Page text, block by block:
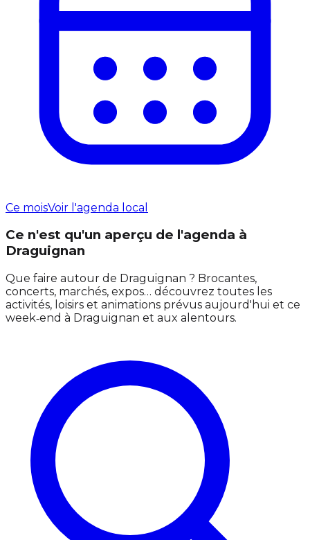
Ce moisVoir l'agenda local
Ce n'est qu'un aperçu de l'agenda à
Draguignan
Que faire autour de Draguignan ? Brocantes,
concerts, marchés, expos… découvrez toutes les
activités, loisirs et animations prévus aujourd'hui et ce
week‑end à Draguignan et aux alentours.